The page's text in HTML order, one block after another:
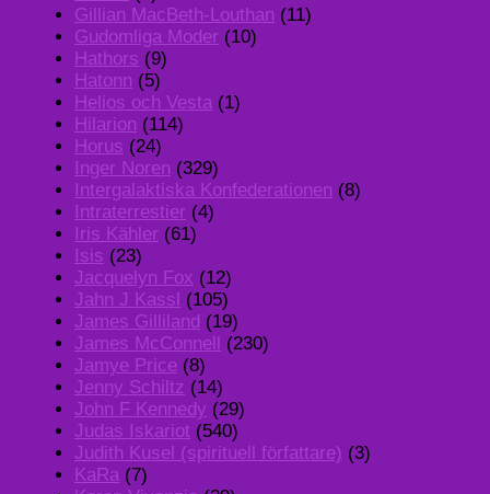
Gillian MacBeth-Louthan (11)
Gudomliga Moder (10)
Hathors (9)
Hatonn (5)
Helios och Vesta (1)
Hilarion (114)
Horus (24)
Inger Noren (329)
Intergalaktiska Konfederationen (8)
Intraterrestier (4)
Iris Kähler (61)
Isis (23)
Jacquelyn Fox (12)
Jahn J Kassl (105)
James Gilliland (19)
James McConnell
(230)
Jamye Price (8)
Jenny Schiltz (14)
John F Kennedy (29)
Judas Iskariot (540)
Judith Kusel (spirituell författare) (3)
KaRa (7)